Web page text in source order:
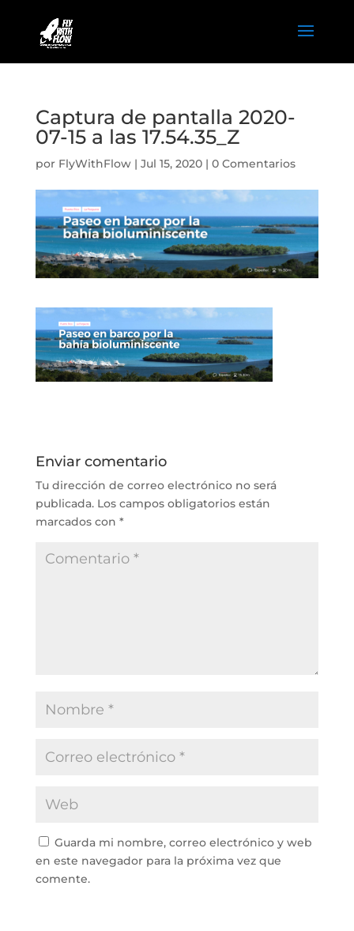
Captura de pantalla 2020-
07-15 a las 17.54.35_Z
por FlyWithFlow| Jul 15, 2020| 0 Comentarios
Enviar comentario
Tu dirección de correo electrónico no será
publicada. Los campos obligatorios están
marcados con *
Guarda mi nombre, correo electrónico y web
en este navegador para la próxima vez que
comente.